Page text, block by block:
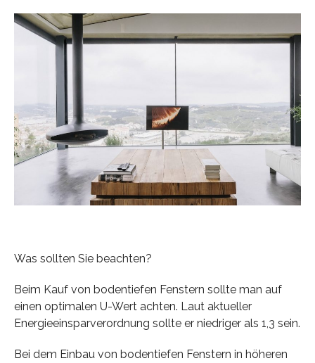
Was sollten Sie beachten?
Beim Kauf von bodentiefen Fenstern sollte man auf
einen optimalen U-Wert achten. Laut aktueller
Energieeinsparverordnung sollte er niedriger als 1,3 sein.
Bei dem Einbau von bodentiefen Fenstern in höheren